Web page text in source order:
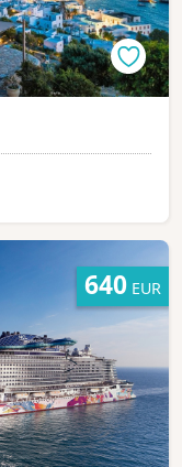
640EUR